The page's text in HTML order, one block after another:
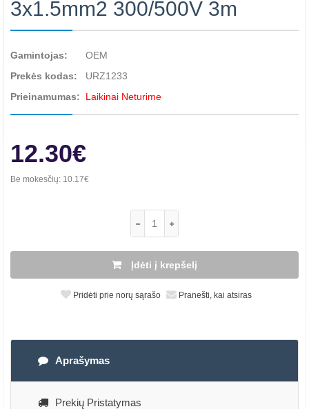
3x1.5mm2 300/500V 3m
Gamintojas:
OEM
Prekės kodas:
URZ1233
Prieinamumas:
Laikinai Neturime
12.30€
Be mokesčių: 10.17€
Įdėti į krepšelį
Pridėti prie norų sąrašo Pranešti, kai atsiras
Aprašymas
Prekių Pristatymas